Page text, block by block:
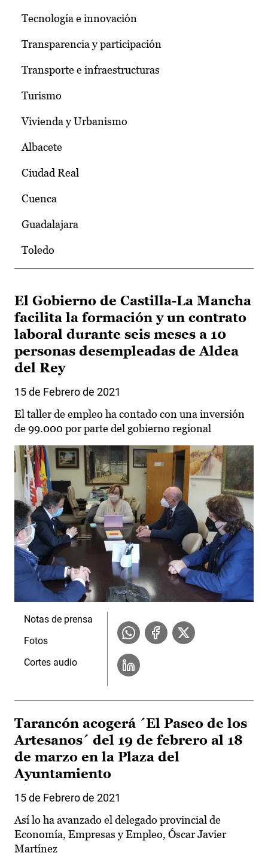
Tecnología e innovación
Transparencia y participación
Transporte e infraestructuras
Turismo
Vivienda y Urbanismo
Albacete
Ciudad Real
Cuenca
Guadalajara
Toledo
El Gobierno de Castilla-La Mancha
facilita la formación y un contrato
laboral durante seis meses a 10
personas desempleadas de Aldea
del Rey
15 de Febrero de 2021
El taller de empleo ha contado con una inversión
de 99.000 por parte del gobierno regional
Notas de prensa
Fotos
Cortes audio
Tarancón acogerá ´El Paseo de los
Artesanos´ del 19 de febrero al 18
de marzo en la Plaza del
Ayuntamiento
15 de Febrero de 2021
Así lo ha avanzado el delegado provincial de
Economía, Empresas y Empleo, Óscar Javier
Martínez